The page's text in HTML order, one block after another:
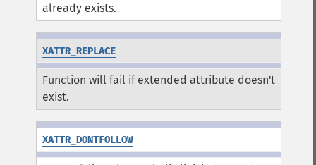
already exists.
XATTR_REPLACE
Function will fail if extended attribute doesn't
exist.
XATTR_DONTFOLLOW